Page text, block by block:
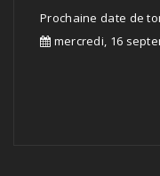
Prochaine date de
mercredi, 16